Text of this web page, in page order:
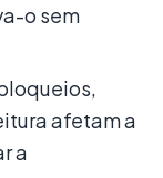
o sem
afetam a
a